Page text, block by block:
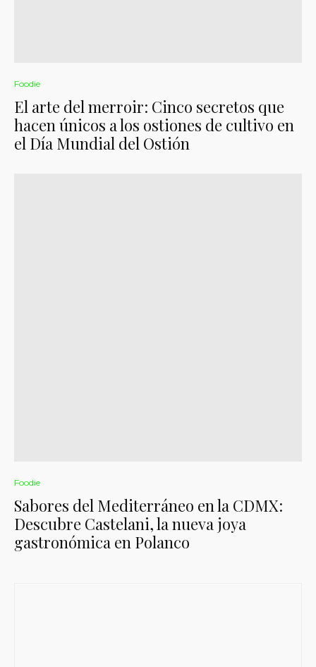
Foodie
El arte del merroir: Cinco secretos que
hacen únicos a los ostiones de cultivo en
el Día Mundial del Ostión
Foodie
Sabores del Mediterráneo en la CDMX:
Descubre Castelani, la nueva joya
gastronómica en Polanco